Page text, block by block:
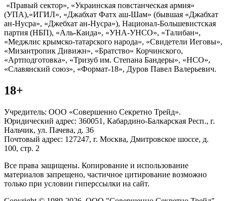
«Правый сектор», «Украинская повстанческая армия»
(УПА),«ИГИЛ», «Джабхат Фатх аш-Шам» (бывшая «Джабхат
ан-Нусра», «Джебхат ан-Нусра»), Национал-Большевистская
партия (НБП), «Аль-Каида», «УНА-УНСО», «Талибан»,
«Меджлис крымско-татарского народа», «Свидетели Иеговы»,
«Мизантропик Дивижн», «Братство» Корчинского,
«Артподготовка», «Тризуб им. Степана Бандеры», «НСО»,
«Славянский союз», «Формат-18», Дуров Павел Валерьевич.
18+
Учредитель: ООО «Совершенно Секретно Трейд».
Юридический адрес: 360051, Кабардино-Балкарская Респ., г.
Нальчик, ул. Пачева, д. 36
Почтовый адрес: 127247, г. Москва, Дмитровское шоссе, д.
100, стр. 2
Все права защищены. Копирование и использование
материалов запрещено, частичное цитирование возможно
только при условии гиперссылки на сайт.